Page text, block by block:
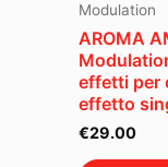
Modulation
AROMA
effetti per
effetto
€29.00